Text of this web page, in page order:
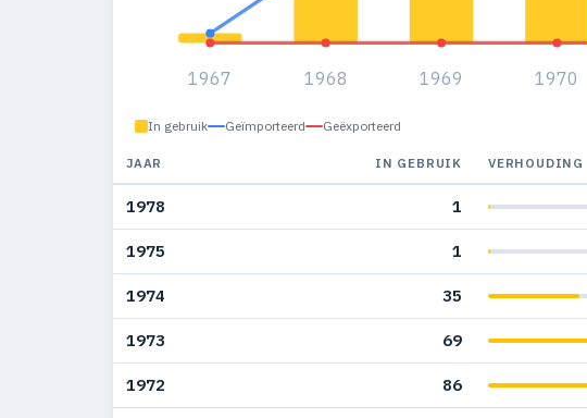
1967 1968 1969 1970
In gebruik Geïmporteerd Geëxporteerd
JAAR IN GEBRUIK VERHOUDING
1978 1
1975 1
1974 35
1973 69
1972 86